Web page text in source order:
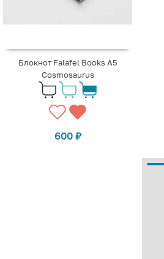
Блокнот Falafel Books А5
Cosmosaurus
600 ₽